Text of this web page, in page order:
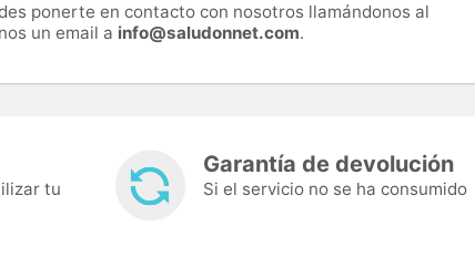
ponerte en contacto con nosotros llamándonos al
un email a info@saludonnet.com.
tu
Garantía de devolución
Si el servicio no se ha consumido